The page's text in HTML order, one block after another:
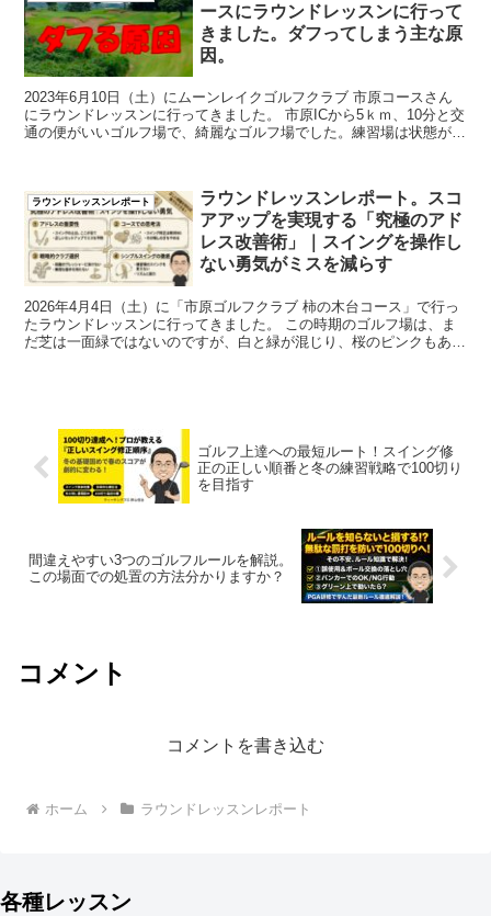
ースにラウンドレッスンに行って
きました。ダフってしまう主な原
因。
2023年6月10日（土）にムーンレイクゴルフクラブ 市原コースさん
にラウンドレッスンに行ってきました。 市原ICから5ｋｍ、10分と交
通の便がいいゴルフ場で、綺麗なゴルフ場でした。練習場は状態がい
ラウンドレッスンレポート
ラウンドレッスンレポート。スコ
アアップを実現する「究極のアド
レス改善術」｜スイングを操作し
ない勇気がミスを減らす
2026年4月4日（土）に「市原ゴルフクラブ 柿の木台コース」で行っ
たラウンドレッスンに行ってきました。 この時期のゴルフ場は、ま
だ芝は一面緑ではないのですが、白と緑が混じり、桜のピンクもあ
ゴルフ上達への最短ルート！スイング修
正の正しい順番と冬の練習戦略で100切り
を目指す
間違えやすい3つのゴルフルールを解説。
この場面での処置の方法分かりますか？
コメント
コメントを書き込む
ホーム ラウンドレッスンレポート
各種レッスン